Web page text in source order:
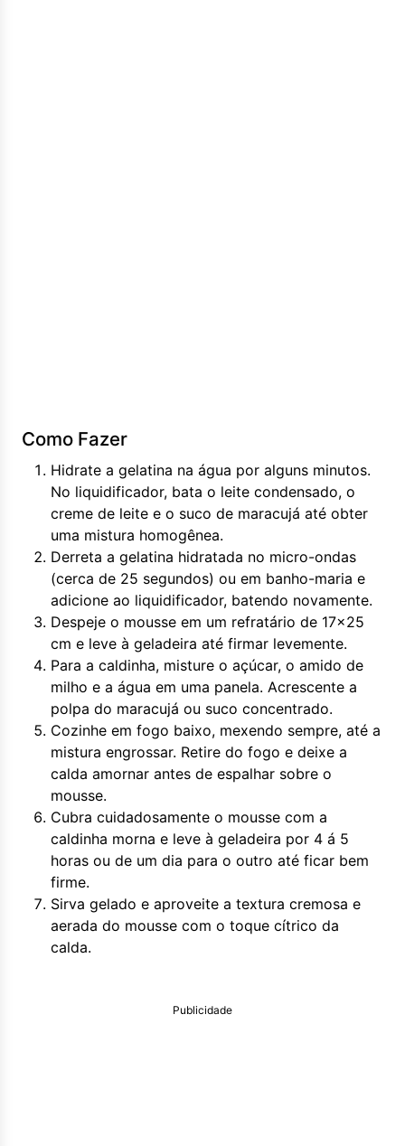
Como Fazer
Hidrate a gelatina na água por alguns minutos.
No liquidificador, bata o leite condensado, o
creme de leite e o suco de maracujá até obter
uma mistura homogênea.
Derreta a gelatina hidratada no micro-ondas
(cerca de 25 segundos) ou em banho-maria e
adicione ao liquidificador, batendo novamente.
Despeje o mousse em um refratário de 17x25
cm e leve à geladeira até firmar levemente.
Para a caldinha, misture o açúcar, o amido de
milho e a água em uma panela. Acrescente a
polpa do maracujá ou suco concentrado.
Cozinhe em fogo baixo, mexendo sempre, até a
mistura engrossar. Retire do fogo e deixe a
calda amornar antes de espalhar sobre o
mousse.
Cubra cuidadosamente o mousse com a
caldinha morna e leve à geladeira por 4 á 5
horas ou de um dia para o outro até ficar bem
firme.
Sirva gelado e aproveite a textura cremosa e
aerada do mousse com o toque cítrico da
calda.
Publicidade